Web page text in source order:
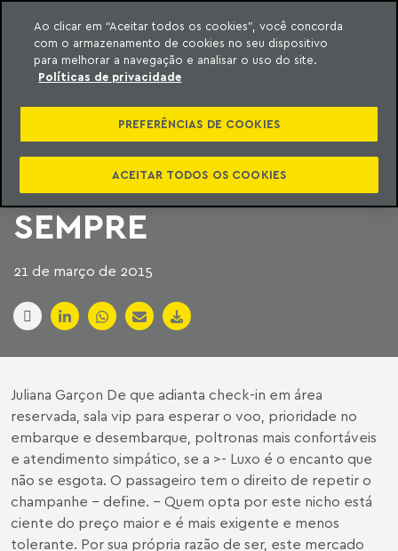
o conteúdo
Machado Meyer
O CONSUMO É DE
LUXO, MAS O
ATENDIMENTO NEM
SEMPRE
21 de março de 2015
Juliana Garçon De que adianta check-in em área
reservada, sala vip para esperar o voo, prioridade no
embarque e desembarque, poltronas mais confortáveis
e atendimento simpático, se a >- Luxo é o encanto que
não se esgota. O passageiro tem o direito de repetir o
champanhe - define. - Quem opta por este nicho está
ciente do preço maior e é mais exigente e menos
tolerante. Por sua própria razão de ser, este mercado
Ao clicar em “Aceitar todos os cookies”, você concorda
com o armazenamento de cookies no seu dispositivo
para melhorar a navegação e analisar o uso do site.
Políticas de privacidade
PREFERÊNCIAS DE COOKIES
ACEITAR TODOS OS COOKIES